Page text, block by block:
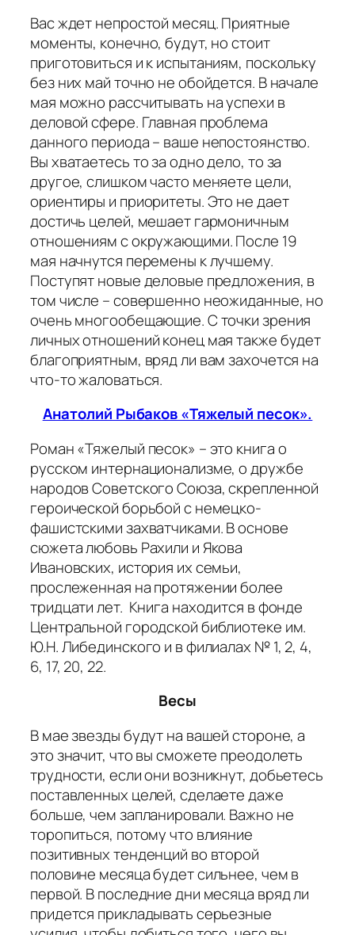
Вас ждет непростой месяц. Приятные
моменты, конечно, будут, но стоит
приготовиться и к испытаниям, поскольку
без них май точно не обойдется. В начале
мая можно рассчитывать на успехи в
деловой сфере. Главная проблема
данного периода – ваше непостоянство.
Вы хватаетесь то за одно дело, то за
другое, слишком часто меняете цели,
ориентиры и приоритеты. Это не дает
достичь целей, мешает гармоничным
отношениям с окружающими. После 19
мая начнутся перемены к лучшему.
Поступят новые деловые предложения, в
том числе – совершенно неожиданные, но
очень многообещающие. С точки зрения
личных отношений конец мая также будет
благоприятным, вряд ли вам захочется на
что-то жаловаться.
Анатолий Рыбаков «Тяжелый песок».
Роман «Тяжелый песок» – это книга о
русском интернационализме, о дружбе
народов Советского Союза, скрепленной
героической борьбой с немецко-
фашистскими захватчиками. В основе
сюжета любовь Рахили и Якова
Ивановских, история их семьи,
прослеженная на протяжении более
тридцати лет. Книга находится в фонде
Центральной городской библиотеке им.
Ю.Н. Либединского и в филиалах № 1, 2, 4,
6, 17, 20, 22.
Весы
В мае звезды будут на вашей стороне, а
это значит, что вы сможете преодолеть
трудности, если они возникнут, добьетесь
поставленных целей, сделаете даже
больше, чем запланировали. Важно не
торопиться, потому что влияние
позитивных тенденций во второй
половине месяца будет сильнее, чем в
первой. В последние дни месяца вряд ли
придется прикладывать серьезные